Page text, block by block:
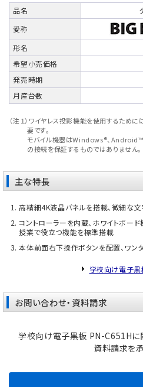
品名
愛称
形名
希望小売価格
発売時期
月産台数
（注１）ワイヤレス投影機能を使用するため
要です。
モバイル機器はWindows®、Android™
の接続を保証するものではありません。
主な特長
高精細4K液晶パネルを搭載、微細な
コントローラーを内蔵、ホワイトボー
授業で役立つ機能を標準搭載
本体前面右下操作ボタンを配置、ワン
学校向け電子黒
お問い合わせ・資料請求
学校向け電子黒板 PN-C651Hに
資料請求を承